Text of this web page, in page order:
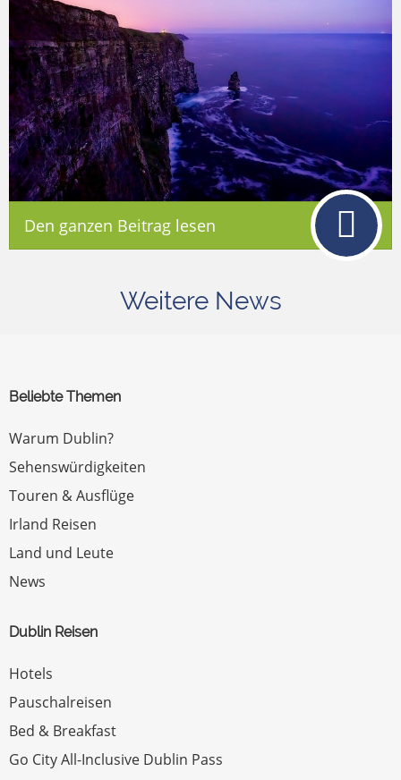
Den ganzen Beitrag lesen
Weitere News
Beliebte Themen
Warum Dublin?
Sehenswürdigkeiten
Touren & Ausflüge
Irland Reisen
Land und Leute
News
Dublin Reisen
Hotels
Pauschalreisen
Bed & Breakfast
Go City All-Inclusive Dublin Pass